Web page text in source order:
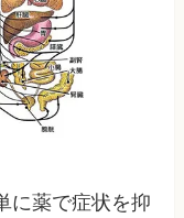
に薬で症状を抑